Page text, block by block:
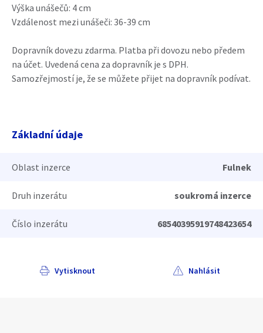
Výška unášečů: 4 cm
Vzdálenost mezi unášeči: 36-39 cm
Dopravník dovezu zdarma. Platba při dovozu nebo předem
na účet. Uvedená cena za dopravník je s DPH.
Samozřejmostí je, že se můžete přijet na dopravník podívat.
Základní údaje
Oblast inzerce Fulnek
Druh inzerátu soukromá inzerce
Číslo inzerátu 68540395919748423654
Vytisknout Nahlásit